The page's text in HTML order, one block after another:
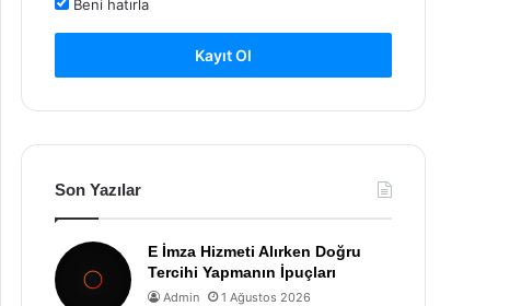
Beni hatırla
Kayıt Ol
Son Yazılar
E İmza Hizmeti Alırken Doğru
Tercihi Yapmanın İpuçları
Admin 1 Ağustos 2026